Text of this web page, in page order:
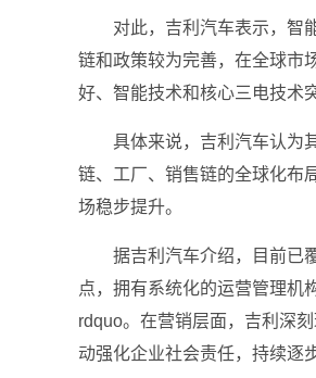
对此，吉利汽车表示，智
链和政策较为完善，在全球市
好、智能技术和核心三电技术
具体来说，吉利汽车认为
链、工厂、销售链的全球化布
场稳步提升。
据吉利汽车介绍，目前已
点，拥有系统化的运营管理机
rdquo。在营销层面，吉利深
动强化企业社会责任，持续逐